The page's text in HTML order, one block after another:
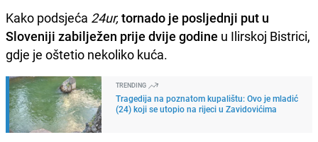
Kako podsjeća 24ur, tornado je posljednji put u
Sloveniji zabilježen prije dvije godine u Ilirskoj Bistrici,
gdje je oštetio nekoliko kuća.
TRENDING
Tragedija na poznatom kupalištu: Ovo je mladić
(24) koji se utopio na rijeci u Zavidovićima